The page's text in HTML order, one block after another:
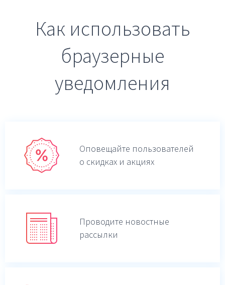
Как использовать
браузерные
уведомления
Оповещайте пользователей
о скидках и акциях
Проводите новостные
рассылки